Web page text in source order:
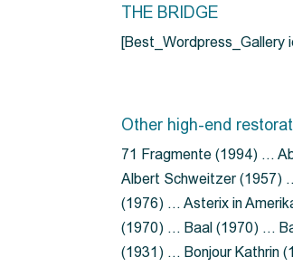
THE BRIDGE
[Best_Wordpress_Gallery
Other high-end
71 Fragmente (1994) …
Albert Schweitzer (1957)
(1976) … Asterix in
(1970) … Baal (1970) …
(1931) … Bonjour Kathrin